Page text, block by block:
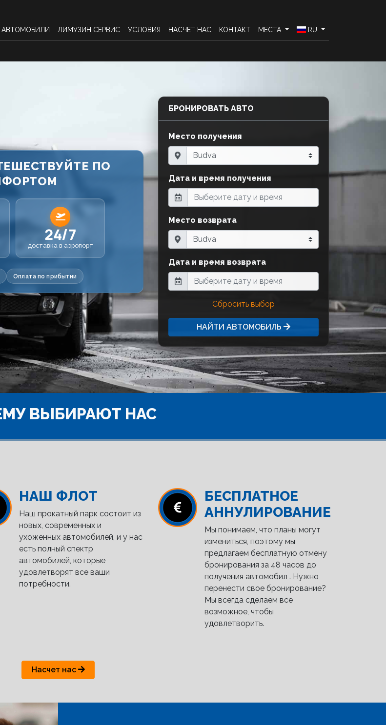
AВТОМОБИЛИ ЛИМУЗИН СЕРВИС УСЛОВИЯ НАСЧЕТ НАС КОНТАКТ МЕСТА RU
ПО
24/7
доставка в аэропорт
Оплата по прибытии
БРОНИРОВАТЬ АВТО
Место получения
Дата и время получения
Место возврата
Дата и время возврата
Сбросить выбор
НАЙТИ АВТОМОБИЛЬ
ВЫБИРАЮТ НАС
НАШ ФЛОТ
Наш прокатный парк состоит из
новых, современных и
ухоженных автомобилей, и у нас
есть полный спектр
автомобилей, которые
удовлетворят все ваши
потребности.
БЕСПЛАТНОЕ
АННУЛИРОВАНИЕ
Мы понимаем, что планы могут
измениться, поэтому мы
предлагаем бесплатную отмену
бронирования за 48 часов до
получения автомобил . Нужно
перенести свое бронирование?
Мы всегда сделаем все
возможное, чтобы
удовлетворить.
Насчет нас